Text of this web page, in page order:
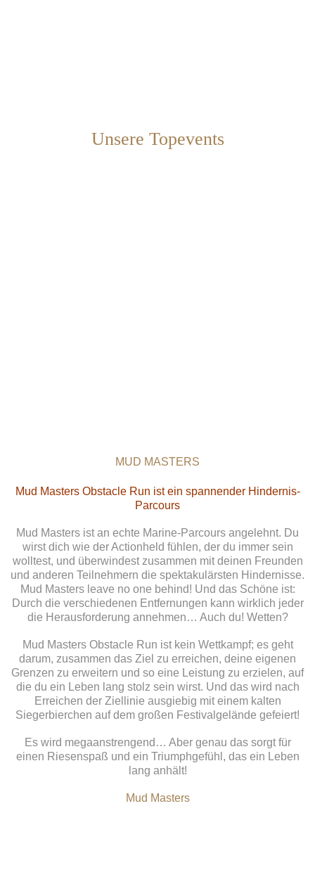
Unsere Topevents
MUD MASTERS
Mud Masters Obstacle Run ist ein spannender Hindernis-
Parcours
Mud Masters ist an echte Marine-Parcours angelehnt. Du
wirst dich wie der Actionheld fühlen, der du immer sein
wolltest, und überwindest zusammen mit deinen Freunden
und anderen Teilnehmern die spektakulärsten Hindernisse.
Mud Masters leave no one behind! Und das Schöne ist:
Durch die verschiedenen Entfernungen kann wirklich jeder
die Herausforderung annehmen… Auch du! Wetten?
Mud Masters Obstacle Run ist kein Wettkampf; es geht
darum, zusammen das Ziel zu erreichen, deine eigenen
Grenzen zu erweitern und so eine Leistung zu erzielen, auf
die du ein Leben lang stolz sein wirst. Und das wird nach
Erreichen der Ziellinie ausgiebig mit einem kalten
Siegerbierchen auf dem großen Festivalgelände gefeiert!
Es wird megaanstrengend… Aber genau das sorgt für
einen Riesenspaß und ein Triumphgefühl, das ein Leben
lang anhält!
Mud Masters